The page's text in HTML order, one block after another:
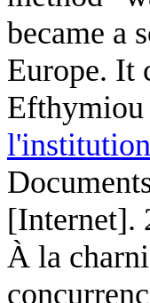
became a
Europe. It
[Internet].
À la